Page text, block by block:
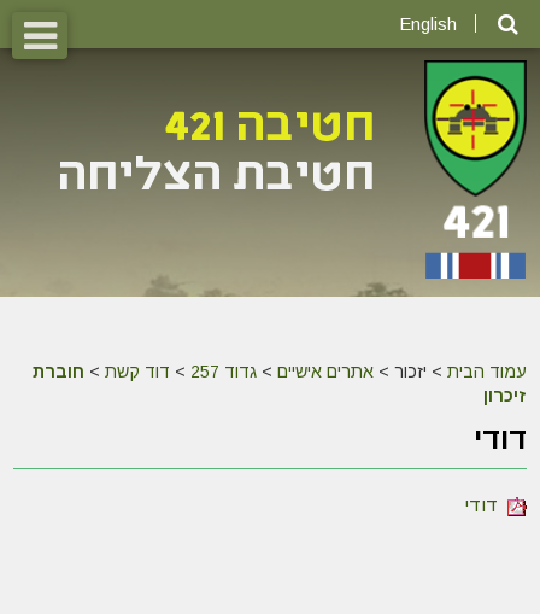
English
עמוד הבית > יזכור >אתרים אישיים >גדוד 257 > דוד קשת > חוברת
זיכרון
דודי
דודי